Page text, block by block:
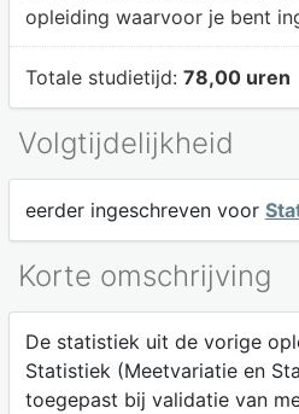
opleiding waarvoor je bent
Totale studietijd: 78,00 uren
Volgtijdelijkheid
eerder ingeschreven voor
Korte omschrijving
De statistiek uit de vorige
Statistiek (Meetvariatie en
toegepast bij validatie van